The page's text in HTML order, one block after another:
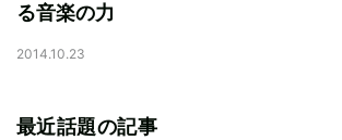
る音楽の力
2014.10.23
最近話題の記事